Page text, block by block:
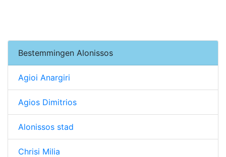
Bestemmingen Alonissos
Agioi Anargiri
Agios Dimitrios
Alonissos stad
Chrisi Milia